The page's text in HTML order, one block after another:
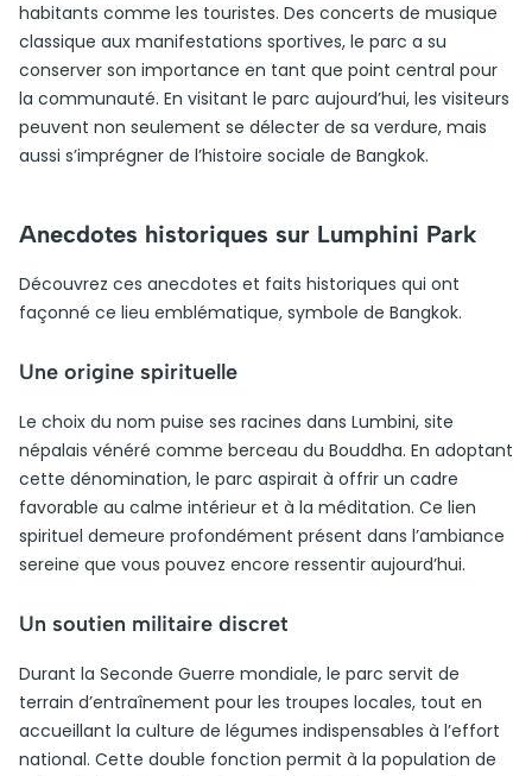
habitants comme les touristes. Des concerts de musique
classique aux manifestations sportives, le parc a su
conserver son importance en tant que point central pour
la communauté. En visitant le parc aujourd’hui, les visiteurs
peuvent non seulement se délecter de sa verdure, mais
aussi s’imprégner de l’histoire sociale de Bangkok.
Anecdotes historiques sur Lumphini Park
Découvrez ces anecdotes et faits historiques qui ont
façonné ce lieu emblématique, symbole de Bangkok.
Une origine spirituelle
Le choix du nom puise ses racines dans Lumbini, site
népalais vénéré comme berceau du Bouddha. En adoptant
cette dénomination, le parc aspirait à offrir un cadre
favorable au calme intérieur et à la méditation. Ce lien
spirituel demeure profondément présent dans l’ambiance
sereine que vous pouvez encore ressentir aujourd’hui.
Un soutien militaire discret
Durant la Seconde Guerre mondiale, le parc servit de
terrain d’entraînement pour les troupes locales, tout en
accueillant la culture de légumes indispensables à l’effort
national. Cette double fonction permit à la population de